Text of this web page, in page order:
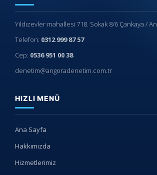
Yıldızevler mahallesi 718. Sokak 8/6 Çankaya /
Telefon: 0312 999 87 57
Cep: 0536 951 00 38
denetim@angoradenetim.com.tr
HIZLI MENÜ
Ana Sayfa
Hakkımızda
Hizmetlerimiz